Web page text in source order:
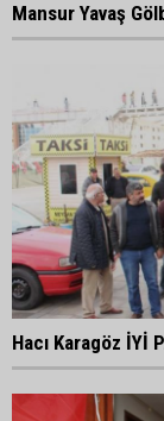
Mansur Yavaş
Hacı Karagöz İYİ